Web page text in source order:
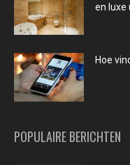
en luxe
Hoe
POPULAIRE BERICHTEN